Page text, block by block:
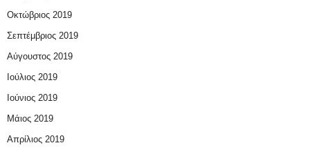
Οκτώβριος 2019
Σεπτέμβριος 2019
Αύγουστος 2019
Ιούλιος 2019
Ιούνιος 2019
Μάιος 2019
Απρίλιος 2019